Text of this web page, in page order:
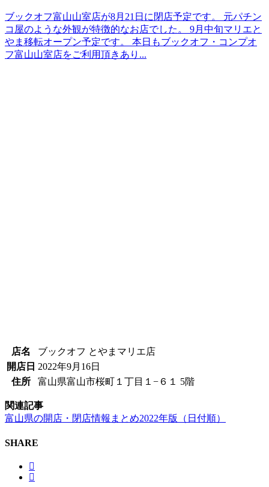
ブックオフ富山山室店が8月21日に閉店予定です。 元パチン
コ屋のような外観が特徴的なお店でした。 9月中旬マリエと
やま移転オープン予定です。 本日もブックオフ・コンプオ
フ富山山室店をご利用頂きあり...
店名
ブックオフ とやまマリエ店
開店日 2022年9月16日
住所
富山県富山市桜町１丁目１−６１ 5階
関連記事
富山県の開店・閉店情報まとめ2022年版（日付順）
SHARE